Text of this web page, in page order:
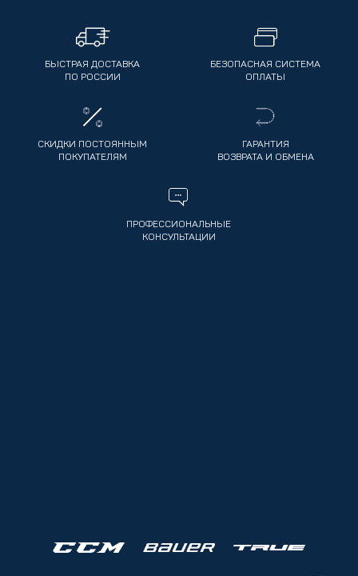
БЫСТРАЯ ДОСТАВКА
ПО РОССИИ
БЕЗОПАСНАЯ СИСТЕМА
ОПЛАТЫ
СКИДКИ ПОСТОЯННЫМ
ПОКУПАТЕЛЯМ
ГАРАНТИЯ
ВОЗВРАТА И ОБМЕНА
ПРОФЕССИОНАЛЬНЫЕ
КОНСУЛЬТАЦИИ